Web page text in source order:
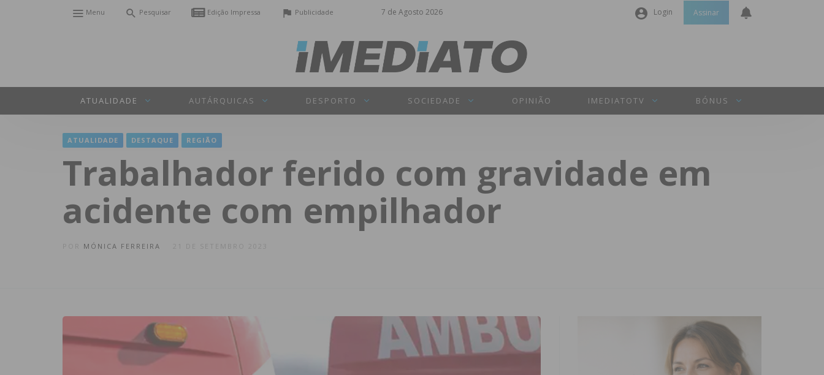
7 de Agosto 2026
Menu Pesquisar Edição Impressa Publicidade Login
Senha
INICIAR SESSÃO
Assinar
ATUALIDADE AUTÁRQUICAS DESPORTO SOCIEDADE OPINIÃO IMEDIATOTV BÓNUS
ATUALIDADE DESTAQUE REGIÃO
Trabalhador ferido com gravidade em
acidente com empilhador
MÓNICA FERREIRA 21 DE SETEMBRO 2023